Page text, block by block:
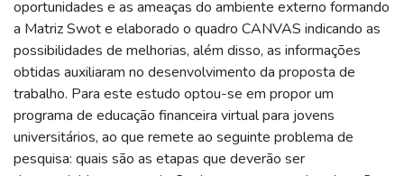
oportunidades e as ameaças do ambiente externo formando
a Matriz Swot e elaborado o quadro CANVAS indicando as
possibilidades de melhorias, além disso, as informações
obtidas auxiliaram no desenvolvimento da proposta de
trabalho. Para este estudo optou-se em propor um
programa de educação financeira virtual para jovens
universitários, ao que remete ao seguinte problema de
pesquisa: quais são as etapas que deverão ser